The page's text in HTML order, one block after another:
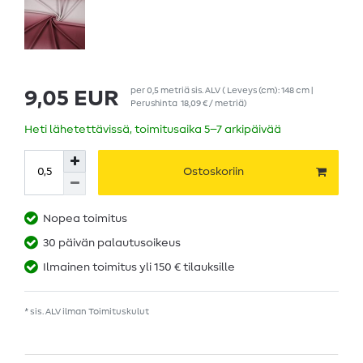
9,05 EUR per0,5 metriäsis. ALV( Leveys (cm): 148 cm |
Perushinta 18,09 € / metriä)
Heti lähetettävissä, toimitusaika 5–7 arkipäivää
Ostoskoriin
Nopea toimitus
30 päivän palautusoikeus
Ilmainen toimitus yli 150 € tilauksille
* sis. ALV ilman Toimituskulut